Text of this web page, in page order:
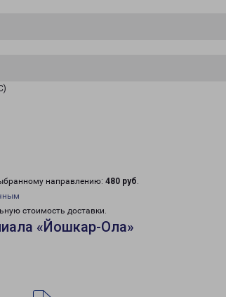
направлению: 480 руб.
стоимость доставки.
«Йошкар-Ола»